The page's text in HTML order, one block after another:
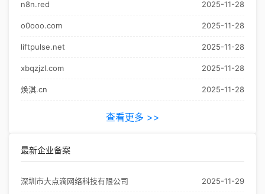
n8n.red 2025-11-28
o0ooo.com 2025-11-28
liftpulse.net 2025-11-28
xbqzjzl.com 2025-11-28
焕淇.cn 2025-11-28
查看更多 >>
最新企业备案
深圳市大点滴网络科技有限公司 2025-11-29